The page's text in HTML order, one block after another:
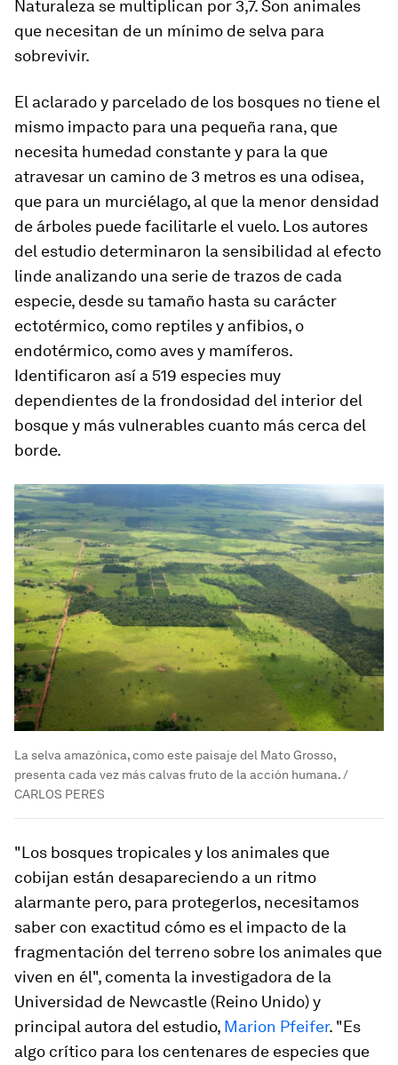
Naturaleza se multiplican por 3,7. Son animales
que necesitan de un mínimo de selva para
sobrevivir.
El aclarado y parcelado de los bosques no tiene el
mismo impacto para una pequeña rana, que
necesita humedad constante y para la que
atravesar un camino de 3 metros es una odisea,
que para un murciélago, al que la menor densidad
de árboles puede facilitarle el vuelo. Los autores
del estudio determinaron la sensibilidad al efecto
linde analizando una serie de trazos de cada
especie, desde su tamaño hasta su carácter
ectotérmico, como reptiles y anfibios, o
endotérmico, como aves y mamíferos.
Identificaron así a 519 especies muy
dependientes de la frondosidad del interior del
bosque y más vulnerables cuanto más cerca del
borde.
La selva amazónica, como este paisaje del Mato Grosso,
presenta cada vez más calvas fruto de la acción humana. /
CARLOS PERES
"Los bosques tropicales y los animales que
cobijan están desapareciendo a un ritmo
alarmante pero, para protegerlos, necesitamos
saber con exactitud cómo es el impacto de la
fragmentación del terreno sobre los animales que
viven en él", comenta la investigadora de la
Universidad de Newcastle (Reino Unido) y
principal autora del estudio, Marion Pfeifer. "Es
algo crítico para los centenares de especies que